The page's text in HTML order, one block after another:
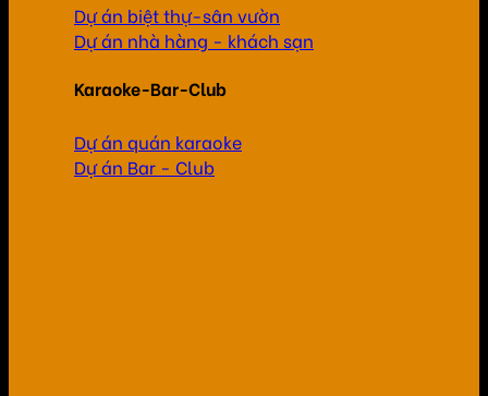
Dự án biệt thự-sân vườn
Dự án nhà hàng - khách sạn
Karaoke-Bar-Club
Dự án quán karaoke
Dự án Bar - Club